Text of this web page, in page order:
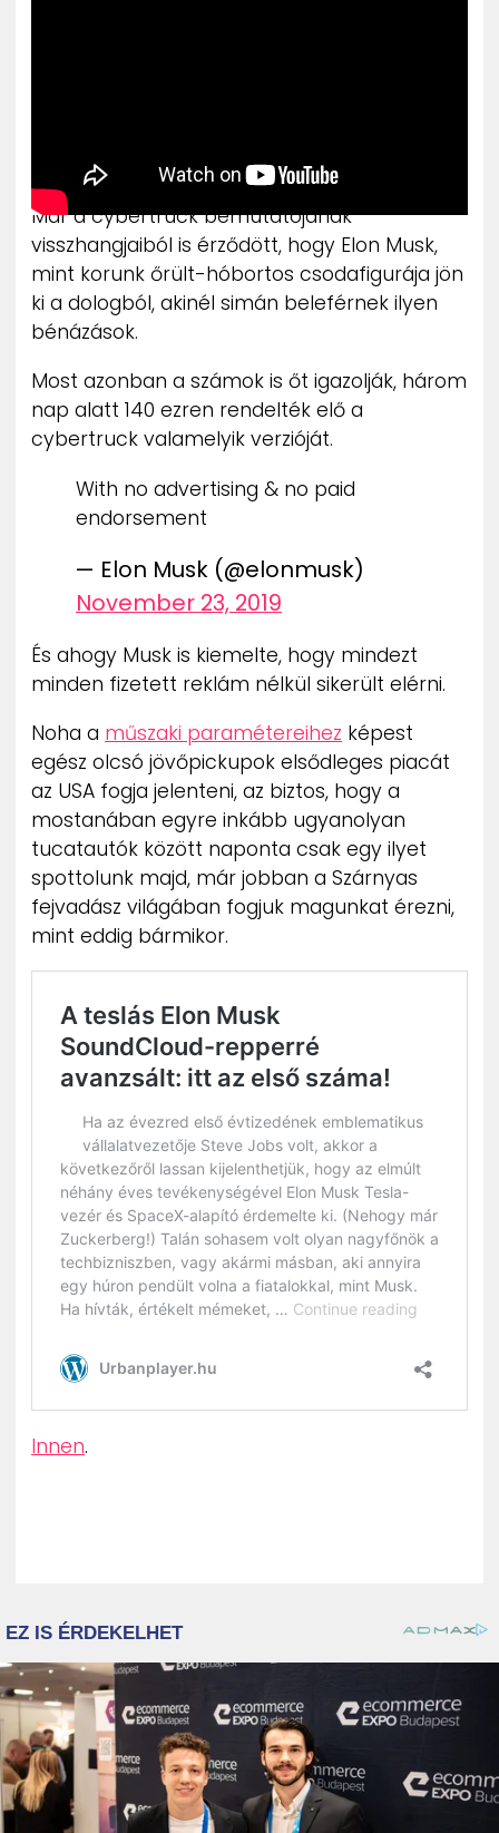
Már a cybertruck bemutatójának
visszhangjaiból is érződött, hogy Elon Musk,
mint korunk őrült-hóbortos csodafigurája jön
ki a dologból, akinél simán beleférnek ilyen
bénázások.
Most azonban a számok is őt igazolják, három
nap alatt 140 ezren rendelték elő a
cybertruck valamelyik verzióját.
With no advertising & no paid
endorsement
— Elon Musk (@elonmusk)
November 23, 2019
És ahogy Musk is kiemelte, hogy mindezt
minden fizetett reklám nélkül sikerült elérni.
Noha a műszaki paramétereihez képest
egész olcsó jövőpickupok elsődleges piacát
az USA fogja jelenteni, az biztos, hogy a
mostanában egyre inkább ugyanolyan
tucatautók között naponta csak egy ilyet
spottolunk majd, már jobban a Szárnyas
fejvadász világában fogjuk magunkat érezni,
mint eddig bármikor.
Innen.